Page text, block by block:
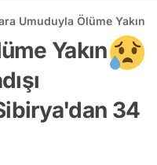
Umuduyla Ölüme Yakın
Yakın
34